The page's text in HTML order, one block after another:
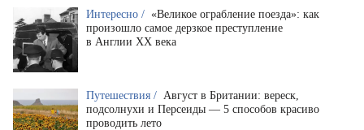
Интересно / «Великое ограбление поезда»: как
произошло самое дерзкое преступление
в Англии XX века
Путешествия / Август в Британии: вереск,
подсолнухи и Персеиды — 5 способов красиво
проводить лето